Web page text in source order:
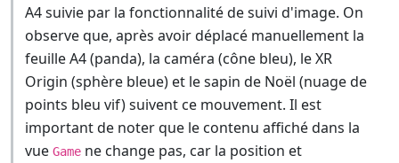
A4 suivie par la fonctionnalité de suivi d'image. On
observe que, après avoir déplacé manuellement la
feuille A4 (panda), la caméra (cône bleu), le XR
Origin (sphère bleue) et le sapin de Noël (nuage de
points bleu vif) suivent ce mouvement. Il est
important de noter que le contenu affiché dans la
vue Gamene change pas, car la position et